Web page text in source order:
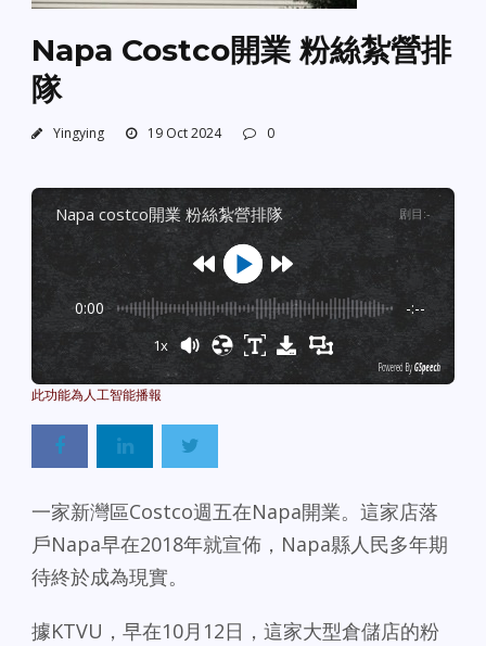
Napa Costco開業 粉絲紮營排
隊
Yingying 19 Oct 2024 0
napa costco開業 粉絲紮營排隊 剧目 :-
0:00 -:--
1x
Powered By GSpeech
一家新灣區Costco週五在Napa開業。這家店落
戶Napa早在2018年就宣佈，Napa縣人民多年期
待終於成為現實。
據KTVU，早在10月12日，這家大型倉儲店的粉